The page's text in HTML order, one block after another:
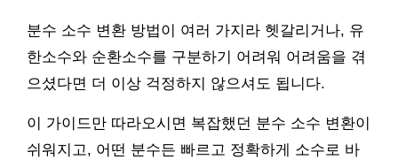
분수 소수 변환 방법이 여러 가지라 헷갈리거나, 유
한소수와 순환소수를 구분하기 어려워 어려움을 겪
으셨다면 더 이상 걱정하지 않으셔도 됩니다.
이 가이드만 따라오시면 복잡했던 분수 소수 변환이
쉬워지고, 어떤 분수든 빠르고 정확하게 소수로 바